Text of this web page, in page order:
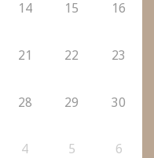
14 15 16
21 22 23
28 29 30
4 5 6